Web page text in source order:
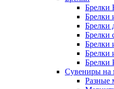
Брелки
Брелки
Брелки
Брелки
Брелки
Брелки
Брелки
Сувениры на
Разные